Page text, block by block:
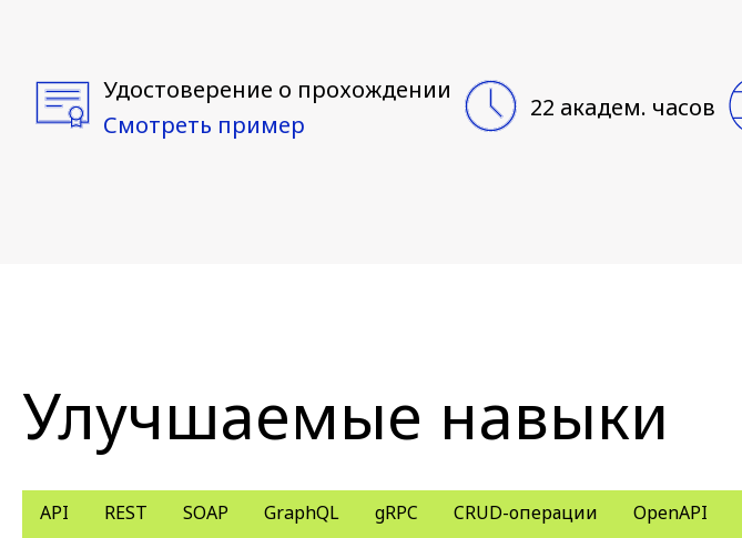
Удостоверение о прохождении
Смотреть пример
22 академ. часов
Улучшаемые навыки
API REST SOAP GraphQL gRPC CRUD-операции OpenAPI